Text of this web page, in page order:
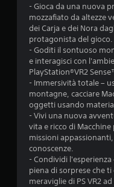
- Gioca da una nuova
mozzafiato da altezze
dei Carja e dei Nora
protagonista del gioco.
- Goditi il sontuoso
e interagisci con
PlayStation®VR2
- Immersività totale –
montagne, cacciare
oggetti usando
- Vivi una nuova
vita e ricco di
missioni
conoscenze.
- Condividi
piena di sorprese che
meraviglie di PS VR2